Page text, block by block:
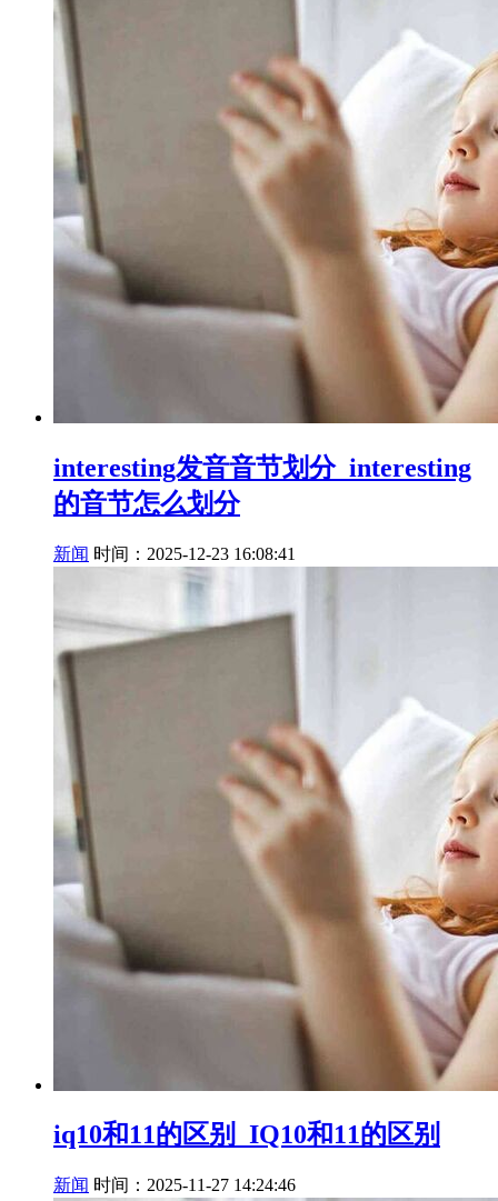
interesting发音音节划分_interesting
的音节怎么划分
新闻 时间：2025-12-23 16:08:41
iq10和11的区别_IQ10和11的区别
新闻 时间：2025-11-27 14:24:46